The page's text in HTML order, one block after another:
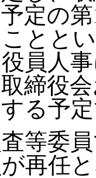
定の
とと
員人
締役
る予
等委
再任